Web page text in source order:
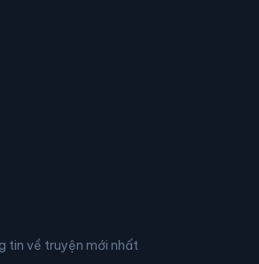
tin về truyện mới nhất